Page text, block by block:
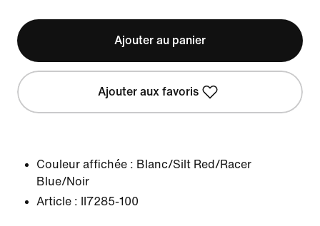
Ajouter au panier
Ajouter aux favoris
Couleur affichée : Blanc/Silt Red/Racer
Blue/Noir
Article :
II7285-100